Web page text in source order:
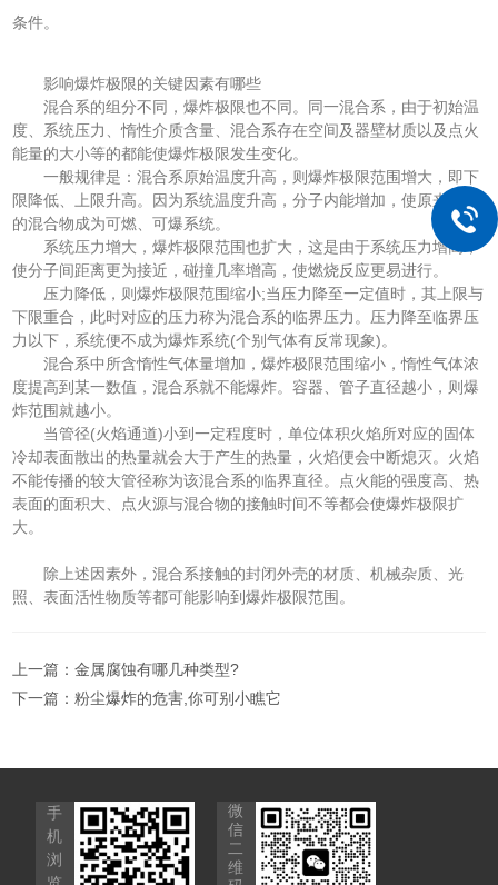
条件。
影响爆炸极限的关键因素有哪些
混合系的组分不同，爆炸极限也不同。同一混合系，由于初始温
度、系统压力、惰性介质含量、混合系存在空间及器壁材质以及点火
能量的大小等的都能使爆炸极限发生变化。
一般规律是：混合系原始温度升高，则爆炸极限范围增大，即下
限降低、上限升高。因为系统温度升高，分子内能增加，使原来不燃
的混合物成为可燃、可爆系统。
系统压力增大，爆炸极限范围也扩大，这是由于系统压力增高，
使分子间距离更为接近，碰撞几率增高，使燃烧反应更易进行。
压力降低，则爆炸极限范围缩小;当压力降至一定值时，其上限与
下限重合，此时对应的压力称为混合系的临界压力。压力降至临界压
力以下，系统便不成为爆炸系统(个别气体有反常现象)。
混合系中所含惰性气体量增加，爆炸极限范围缩小，惰性气体浓
度提高到某一数值，混合系就不能爆炸。容器、管子直径越小，则爆
炸范围就越小。
当管径(火焰通道)小到一定程度时，单位体积火焰所对应的固体
冷却表面散出的热量就会大于产生的热量，火焰便会中断熄灭。火焰
不能传播的较大管径称为该混合系的临界直径。点火能的强度高、热
表面的面积大、点火源与混合物的接触时间不等都会使爆炸极限扩
大。
除上述因素外，混合系接触的封闭外壳的材质、机械杂质、光
照、表面活性物质等都可能影响到爆炸极限范围。
上一篇：金属腐蚀有哪几种类型?
下一篇：粉尘爆炸的危害,你可别小瞧它
手
机
浏
微
信
二
维